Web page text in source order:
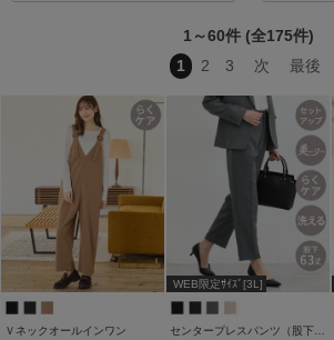
1～60件 (全175件)
1
2 3 次 最後
Ｖネックオールインワン
WEB限定ｻｲｽﾞ[3L]